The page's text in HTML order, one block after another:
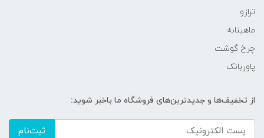
ترازو
ماهیتابه
چرخ گوشت
پاوربانک
از تخفیف‌ها و جدیدترین‌های فروشگاه ما باخبر شوید:
ثبت‌نام